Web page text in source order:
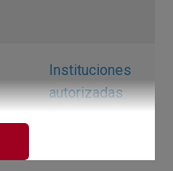
Instituciones
autorizadas
por el Centro